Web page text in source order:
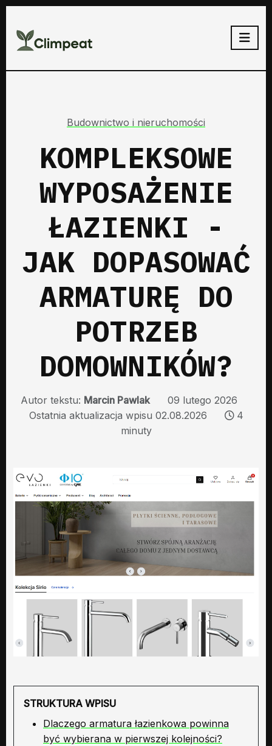
Budownictwo i nieruchomości
KOMPLEKSOWE
WYPOSAŻENIE
ŁAZIENKI -
JAK DOPASOWAĆ
ARMATURĘ DO
POTRZEB
DOMOWNIKÓW?
Autor tekstu: Marcin Pawlak
09 lutego 2026
Ostatnia aktualizacja wpisu 02.08.2026
4
minuty
STRUKTURA WPISU
Dlaczego armatura łazienkowa powinna
być wybierana w pierwszej kolejności?